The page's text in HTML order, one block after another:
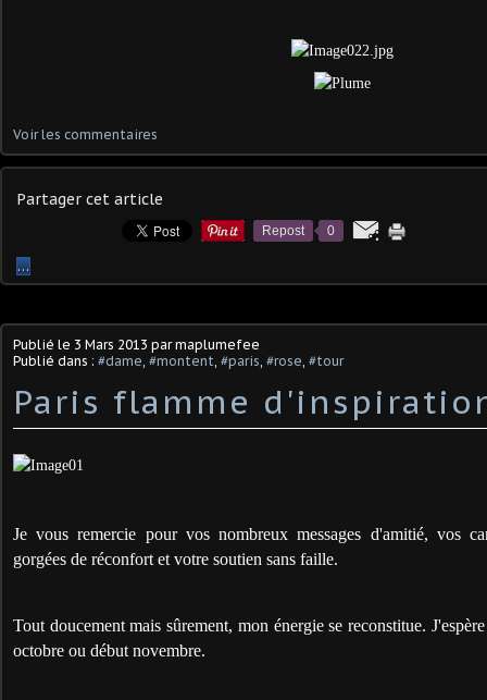
Voir les commentaires
Partager cet article
Repost 0
…
Publié le 3 Mars 2013 par maplumefee
Publié dans : #dame #montent #paris #rose #tour
Paris flamme
Je vous remercie pour vos nombreux messages d'amitié, vos
gorgées de réconfort et votre soutien sans faille.
Tout doucement mais sûrement, mon énergie se reconstitue.
octobre ou début novembre.